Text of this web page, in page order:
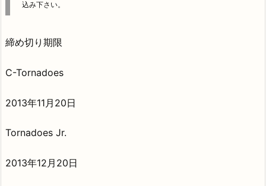
込み下さい。
締め切り期限
C-Tornadoes
2013年11月20日
Tornadoes Jr.
2013年12月20日